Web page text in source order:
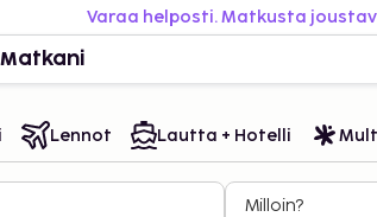
Varaa helposti. Matkusta
Matkani
Lennot Lautta + Hotelli
Milloin?